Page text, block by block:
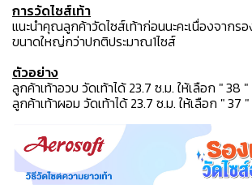
การวัดไซส์เท้า
แนะนำคุณลูกค้าวัดไซส์เท้าก่อนนะคะเนื่องจากรอ
ขนาดใหญ่กว่าปกติประมาณ1ไซส์
ตัวอย่าง
ลูกค้าเท้าอวบ วัดเท้าได้ 23.7 ซ.ม. ให้เลือก " 38 "
ลูกค้าเท้าผอม วัดเท้าได้ 23.7 ซ.ม. ให้เลือก " 37 "